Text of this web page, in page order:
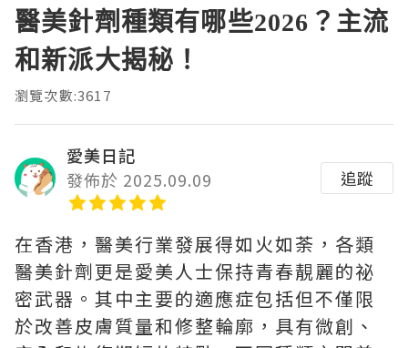
醫美針劑種類有哪些2026？主流
和新派大揭秘！
瀏覽次數:3617
愛美日記
發佈於 2025.09.09
追蹤
在香港，醫美行業發展得如火如荼，各類
醫美針劑更是愛美人士保持青春靚麗的祕
密武器。其中主要的適應症包括但不僅限
於改善皮膚質量和修整輪廓，具有微創、